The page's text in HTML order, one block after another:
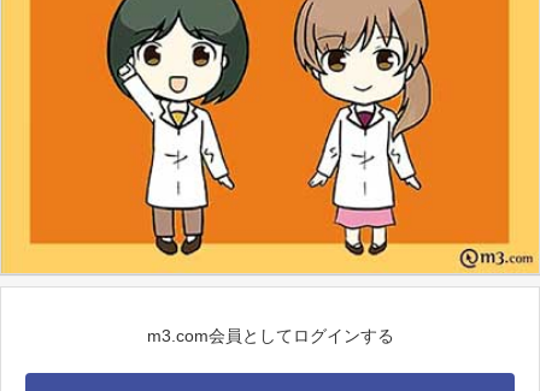
m3.com会員としてログインする